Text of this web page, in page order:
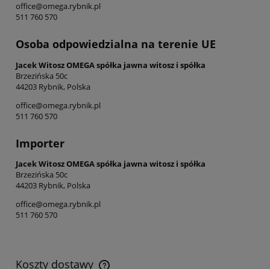
office@omega.rybnik.pl
511 760 570
Osoba odpowiedzialna na terenie UE
Jacek Witosz OMEGA spółka jawna witosz i spółka
Brzezińska 50c
44203 Rybnik, Polska
office@omega.rybnik.pl
511 760 570
Importer
Jacek Witosz OMEGA spółka jawna witosz i spółka
Brzezińska 50c
44203 Rybnik, Polska
office@omega.rybnik.pl
511 760 570
Koszty dostawy